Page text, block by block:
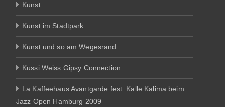
Kunst
Kunst im Stadtpark
Kunst und so am Wegesrand
Kussi Weiss Gipsy Connection
La Kaffeehaus Avantgarde fest. Kalle Kalima beim
Jazz Open Hamburg 2009